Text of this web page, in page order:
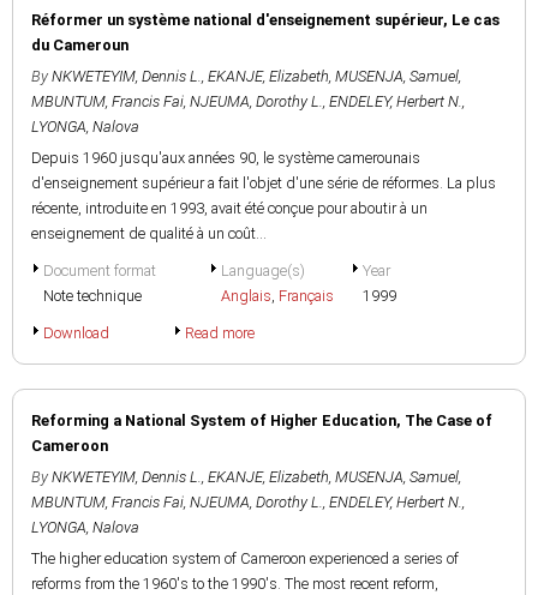
Réformer un système national d'enseignement supérieur, Le cas
du Cameroun
By NKWETEYIM, Dennis L., EKANJE, Elizabeth, MUSENJA, Samuel,
MBUNTUM, Francis Fai, NJEUMA, Dorothy L., ENDELEY, Herbert N.,
LYONGA, Nalova
Depuis 1960 jusqu'aux années 90, le système camerounais
d'enseignement supérieur a fait l'objet d'une série de réformes. La plus
récente, introduite en 1993, avait été conçue pour aboutir à un
enseignement de qualité à un coût...
Document format
Note technique
Language(s)
Anglais, Français
Year
1999
Download Read more
Reforming a National System of Higher Education, The Case of
Cameroon
By NKWETEYIM, Dennis L., EKANJE, Elizabeth, MUSENJA, Samuel,
MBUNTUM, Francis Fai, NJEUMA, Dorothy L., ENDELEY, Herbert N.,
LYONGA, Nalova
The higher education system of Cameroon experienced a series of
reforms from the 1960's to the 1990's. The most recent reform,